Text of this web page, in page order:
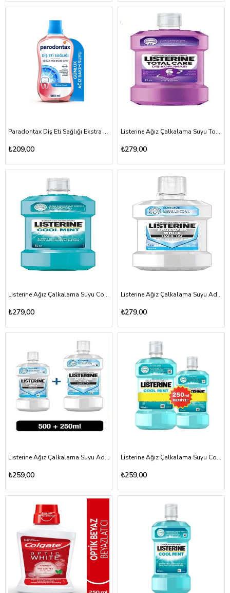
Paradontax Diş Eti Sağlığı Ekstra Ferah 500ml
₺209,00
Listerine Ağız Çalkalama Suyu Total Care Diş Koruması 1000ml
₺279,00
Listerine Ağız Çalkalama Suyu Cool Mınt 1000ml
₺279,00
Listerine Ağız Çalkalama Suyu Advanced White Hafif Tat 1000ml
₺279,00
Listerine Ağız Çalkalama Suyu Advanced White Hafif Tat 500ml+250ml Hediyeli
₺259,00
Listerine Ağız Çalkalama Suyu Cool Mınt 500ml+250ml Hediyeli
₺259,00